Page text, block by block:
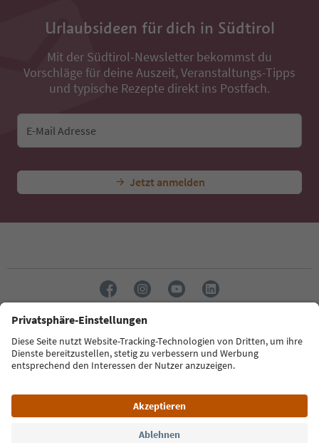
Urlaubsideen für dich in Südtirol
Mit der Südtirol-Newsletter bekommst du
Vorschläge für deine Auszeit, Veranstaltungs-Tipps
und typische Rezepte direkt ins Postfach.
E-Mail Adresse
Jetzt anmelden